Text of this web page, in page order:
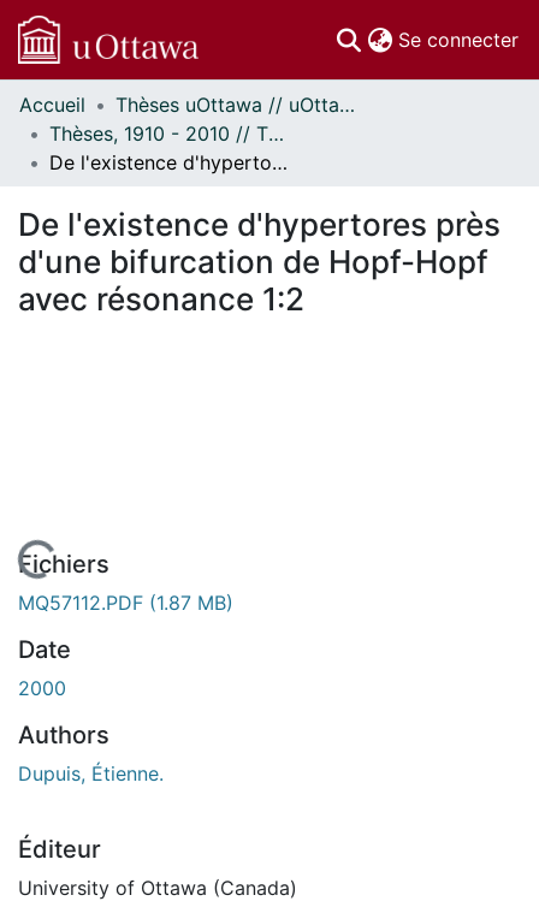
Se connecter
Communautés
et collections
Parcourir
À propos
Accueil
Thèses uOttawa // uOttawa Theses
Thèses, 1910 - 2010 // Theses, 1910 - 2010
De l'existence d'hypertores près d'une bifurcation de Hopf-Hopf avec résonance 1:2
De l'existence d'hypertores près
d'une bifurcation de Hopf-Hopf
avec résonance 1:2
En cours de chargement...
Fichiers
MQ57112.PDF (1.87 MB)
Date
2000
Authors
Dupuis, Étienne.
Éditeur
University of Ottawa (Canada)